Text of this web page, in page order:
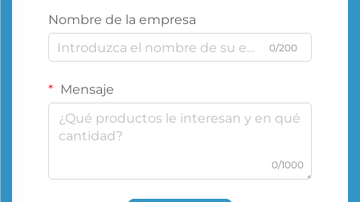
Nombre de la empresa
0/200
Mensaje
0/1000